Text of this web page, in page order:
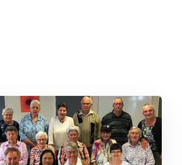
MAX Maakt Mogelijk: Sjoelen is gezellig en